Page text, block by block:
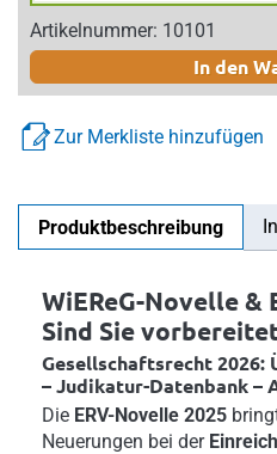
Artikelnummer: 10101
In den
Zur Merkliste hinzufügen
Produktbeschreibung
WiEReG-Novelle &
Sind Sie
Gesellschaftsrecht 2026:
– Judikatur-Datenbank –
Die ERV-Novelle 2025
Neuerungen bei der